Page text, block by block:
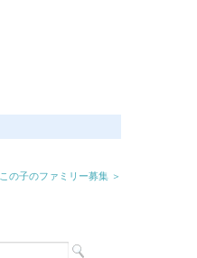
この子のファミリー募集 ＞